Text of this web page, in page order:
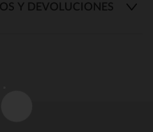
Y DEVOLUCIONES